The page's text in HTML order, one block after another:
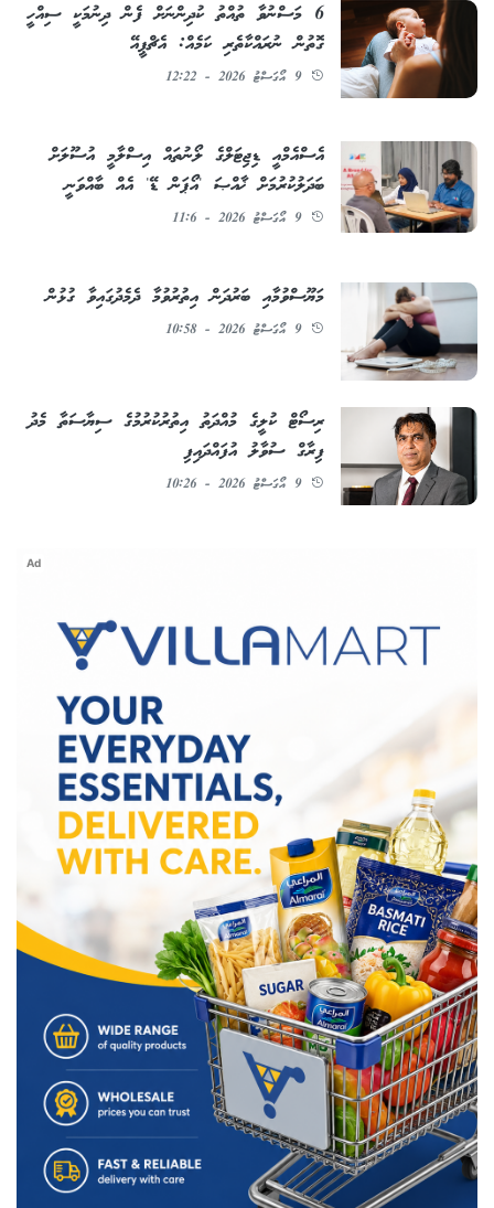
6 މަސްނުވާ ތުއްތު ކުދިންނަށް ފެން ދިނުމަކީ ސިއްހީ
ގޮތުން ނުރައްކާތެރި ކަމެއް: އެޗްޕީއޭ
9 އޯގަސްޓު 2026 - 12:22
އެސްއެމްއީ ޑިޖިޓަލްގެ ލޯނުތައް އިސްލާމީ އުސޫލަށް
ބަދަލުކުރުމަށް ޚާއްޞަ 'އޯޕަން ޑޭ' އެއް ބާއްވަނީ
9 އޯގަސްޓު 2026 - 11:6
މަޔޫސްވުމާއި ބަރުދަން އިތުރުވުމާ ދެމެދުގައިވާ ގުޅުން
9 އޯގަސްޓު 2026 - 10:58
ރިސޯޓް ކުލީގެ މުއްދަތު އިތުރުކުރުމުގެ ސިޔާސަތާ މެދު
ފިރާގް ސުވާލު އުފައްދައިފި
9 އޯގަސްޓު 2026 - 10:26
Ad